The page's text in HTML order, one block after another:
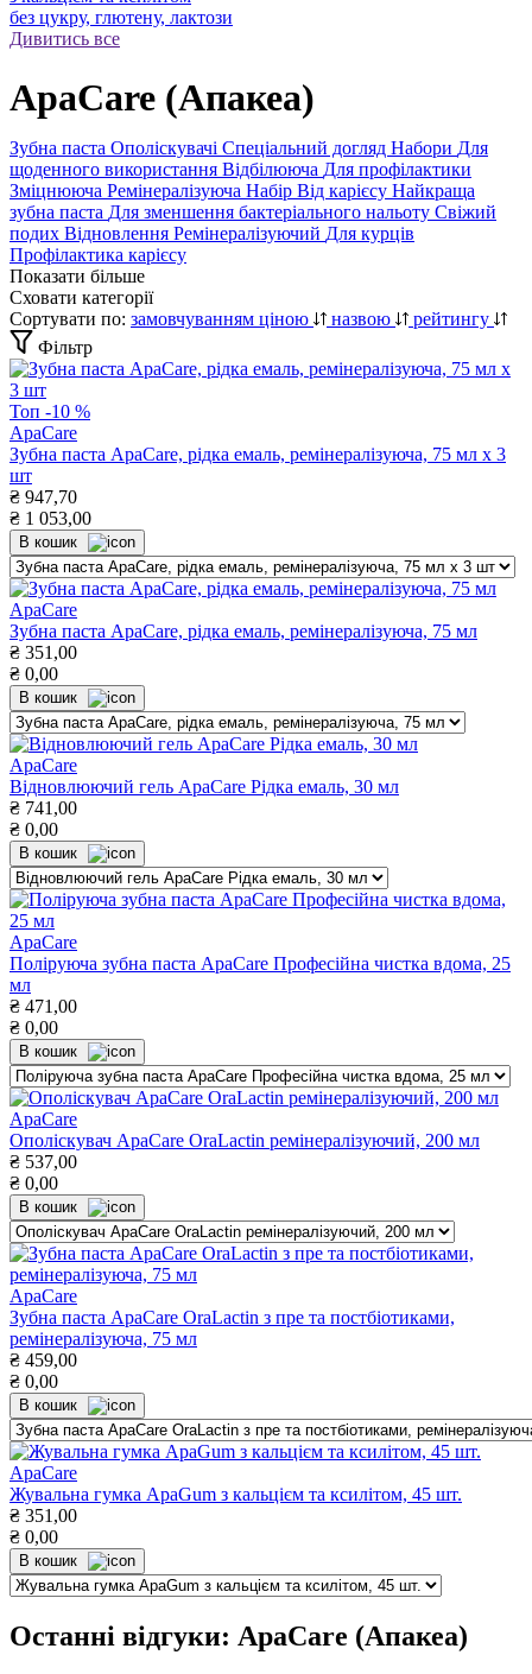
без цукру, глютену, лактози
Дивитись все
ApaCare (Апакеа)
Зубна паста Ополіскувачі Спеціальний догляд Набори Для
щоденного використання Відбілююча Для профілактики
Зміцнююча Ремінералізуюча Набір Від карієсу Найкраща
зубна паста Для зменшення бактеріального нальоту Свіжий
подих Відновлення Ремінералізуючий Для курців
Профілактика карієсу
Показати більше
Сховати категорії
Сортувати по: замовчуванням ціною назвою
рейтингу
Фільтр
Топ -10 %
ApaCare
Зубна паста ApaCare, рідка емаль, ремінералізуюча, 75 мл х 3
шт
₴ 947,70
₴ 1 053,00
В кошик
ApaCare
Зубна паста ApaCare, рідка емаль, ремінералізуюча, 75 мл
₴ 351,00
₴ 0,00
В кошик
ApaCare
Відновлюючий гель ApaCare Рідка емаль, 30 мл
₴ 741,00
₴ 0,00
В кошик
ApaCare
Поліруюча зубна паста ApaCare Професійна чистка вдома, 25
мл
₴ 471,00
₴ 0,00
В кошик
ApaCare
Ополіскувач ApaCare OraLactin ремінералізуючий, 200 мл
₴ 537,00
₴ 0,00
В кошик
ApaCare
Зубна паста ApaCare OraLactin з пре та постбіотиками,
ремінералізуюча, 75 мл
₴ 459,00
₴ 0,00
В кошик
ApaCare
Жувальна гумка ApaGum з кальцієм та ксилітом, 45 шт.
₴ 351,00
₴ 0,00
В кошик
Останні відгуки: ApaCare (Апакеа)